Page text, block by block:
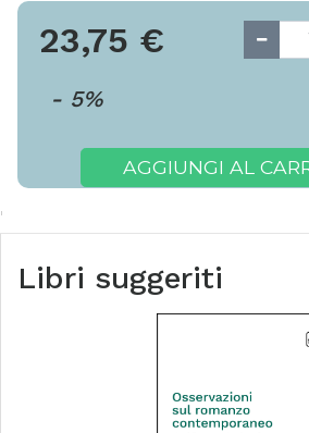
23,75 €
- 5%
AGGIUNGI AL
Libri suggeriti